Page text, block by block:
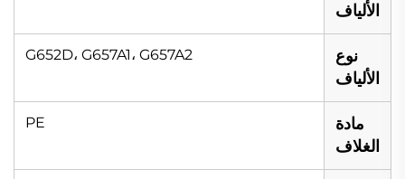
الألياف
نوع
الألياف
G652D، G657A1، G657A2
مادة
الغلاف
PE